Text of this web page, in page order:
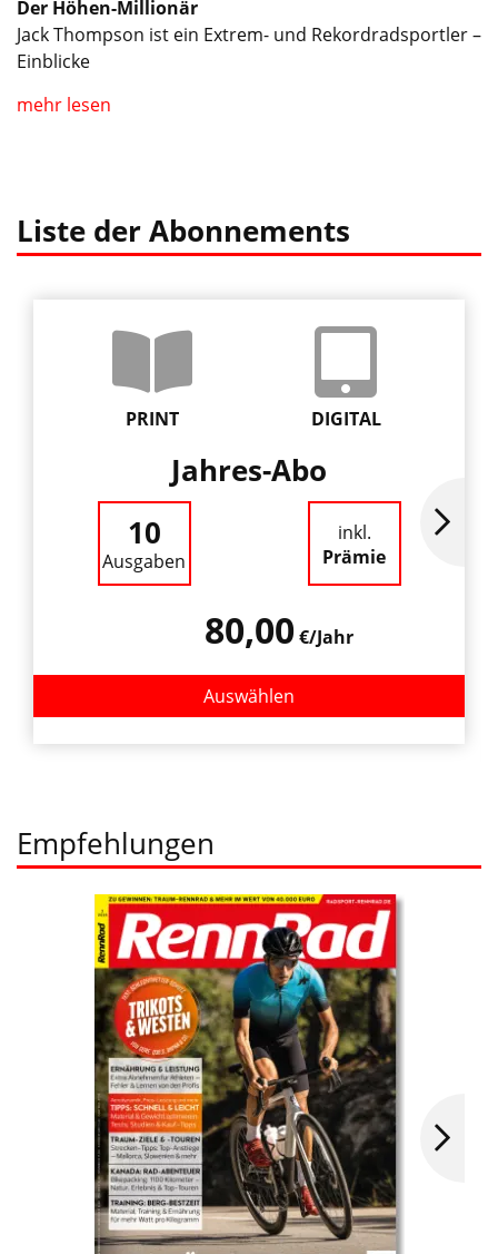
Der Höhen-Millionär
Jack Thompson ist ein Extrem- und Rekordradsportler –
Einblicke
mehr lesen
Liste der Abonnements
PRINT DIGITAL
Jahres-Abo
10
Ausgaben
inkl.
Prämie
80,00€/Jahr
Auswählen
Empfehlungen